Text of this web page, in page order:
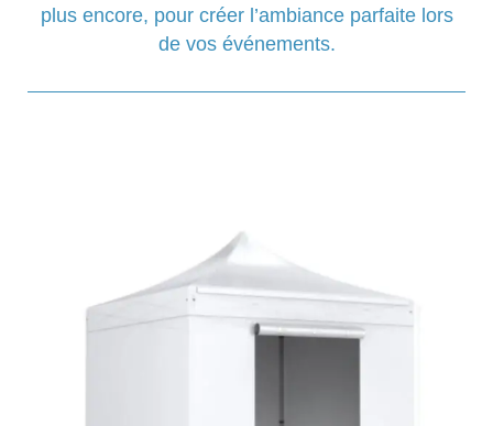
plus encore, pour créer l’ambiance parfaite lors
de vos événements.